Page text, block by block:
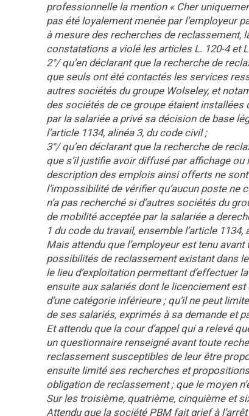
professionnelle la mention « Cher
pas été loyalement menée par l’employeur
à mesure des recherches de reclassement,
constatations a violé les articles L. 120-4 et
2°/ qu’en déclarant que la recherche de
que seuls ont été contactés les services
autres sociétés du groupe Wolseley, et
des sociétés de ce groupe étaient
par la salariée a privé sa décision de base
l’article 1134, alinéa 3, du code civil ;
3°/ qu’en déclarant que la recherche de
que s’il justifie avoir diffusé par affichage
description des emplois ainsi offerts ne
l’impossibilité de vérifier qu’aucun poste
n’a pas recherché si d’autres sociétés du
de mobilité acceptée par la salariée a
1 du code du travail, ensemble l’article 1134,
Mais attendu que l’employeur est tenu
possibilités de reclassement existant dans
le lieu d’exploitation permettant d’effectuer
ensuite aux salariés dont le licenciement
d’une catégorie inférieure ; qu’il ne peut
de ses salariés, exprimés à sa demande et
Et attendu que la cour d’appel qui a relevé
un questionnaire renseigné avant toute
reclassement susceptibles de leur être
ensuite limité ses recherches et
obligation de reclassement ; que le moyen
Sur les troisième, quatrième, cinquième et
Attendu que la société PBM fait grief à